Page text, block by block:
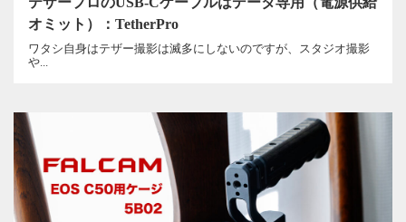
オミット）：TetherPro
ワタシ自身はテザー撮影は滅多にしないのですが、スタジオ撮影
や...